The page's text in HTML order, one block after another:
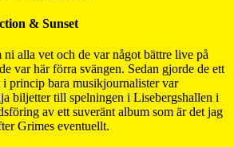
& Sunset
alla vet och de var något bättre live på
var här förra svängen. Sedan gjorde de ett
princip bara musikjournalister var
biljetter till spelningen i Lisebergshallen i
av ett suveränt album som är det jag
Grimes eventuellt.